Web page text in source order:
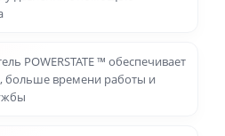
POWERSTATE ™ обеспечивает
времени работы и